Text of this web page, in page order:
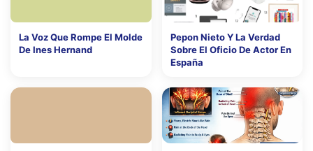
La Voz Que Rompe El Molde
De Ines Hernand
Pepon Nieto Y La Verdad
Sobre El Oficio De Actor En
España